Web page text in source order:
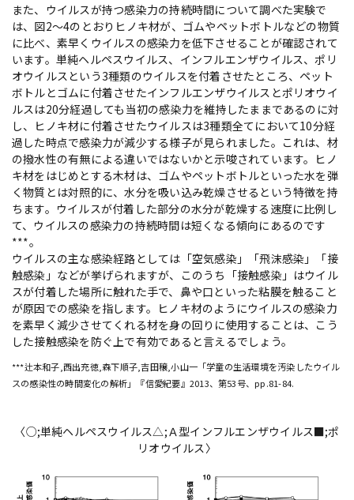
また、ウイルスが持つ感染力の持続時間について調べた実験で
は、図2～4のとおりヒノキ材が、ゴムやペットボトルなどの物質
に比べ、素早くウイルスの感染力を低下させることが確認されて
います。単純ヘルペスウイルス、インフルエンザウイルス、ポリ
オウイルスという3種類のウイルスを付着させたところ、ペット
ボトルとゴムに付着させたインフルエンザウイルスとポリオウイ
ルスは20分経過しても当初の感染力を維持したままであるのに対
し、ヒノキ材に付着させたウイルスは3種類全てにおいて10分経
過した時点で感染力が減少する様子が見られました。これは、材
の撥水性の有無による違いではないかと示唆されています。ヒノ
キ材をはじめとする木材は、ゴムやペットボトルといった水を弾
く物質とは対照的に、水分を吸い込み乾燥させるという特徴を持
ちます。ウイルスが付着した部分の水分が乾燥する速度に比例し
て、ウイルスの感染力の持続時間は短くなる傾向にあるのです
***。
ウイルスの主な感染経路としては「空気感染」「飛沫感染」「接
触感染」などが挙げられますが、このうち「接触感染」はウイル
スが付着した場所に触れた手で、鼻や口といった粘膜を触ること
が原因での感染を指します。ヒノキ材のようにウイルスの感染力
を素早く減少させてくれる材を身の回りに使用することは、こう
した接触感染を防ぐ上で有効であると言えるでしょう。
***辻本和子,西出充徳,森下順子,吉田穣,小山一「学童の生活環境を汚染したウイル
スの感染性の時間変化の解析」『信愛紀要』2013、第53号、pp.81-84.
〈○;単純ヘルペスウイルス△;Ａ型インフルエンザウイルス■;ポ
リオウイルス〉